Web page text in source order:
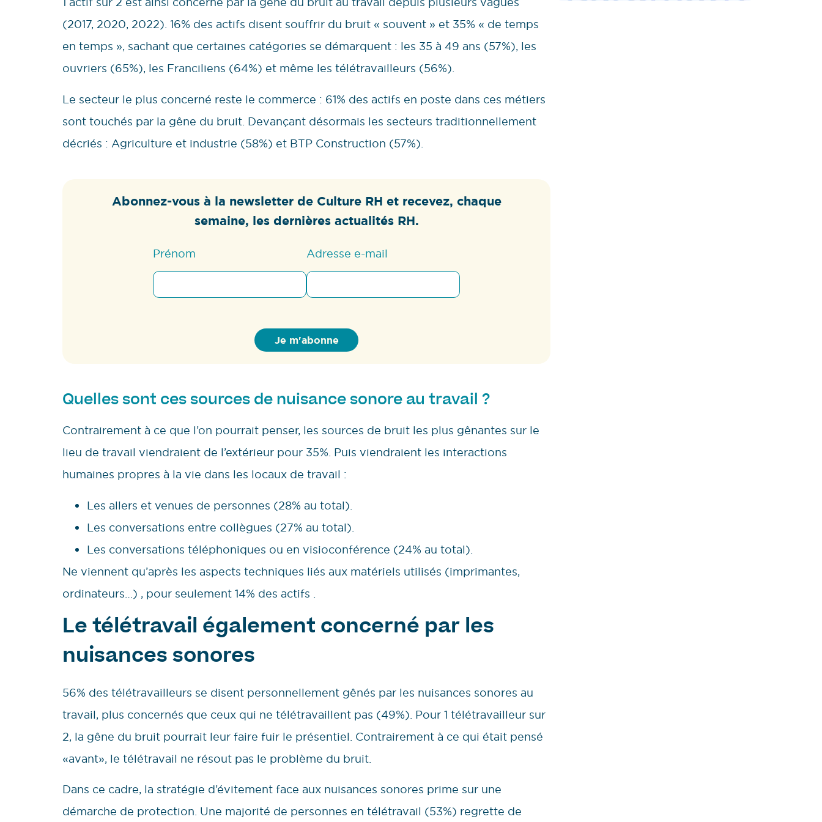
(2017, 2020, 2022). 16% des actifs disent souffrir du bruit « souvent » et 35% « de temps
en temps », sachant que certaines catégories se démarquent : les 35 à 49 ans (57%), les
ouvriers (65%), les Franciliens (64%) et même les télétravailleurs (56%).
Le secteur le plus concerné reste le commerce : 61% des actifs en poste dans ces métiers
sont touchés par la gêne du bruit. Devançant désormais les secteurs traditionnellement
décriés : Agriculture et industrie (58%) et BTP Construction (57%).
Abonnez-vous à la newsletter de Culture RH et recevez, chaque
semaine, les dernières actualités RH.
Prénom Adresse e-mail
Quelles sont ces sources de nuisance sonore au travail ?
Contrairement à ce que l’on pourrait penser, les sources de bruit les plus gênantes sur le
lieu de travail viendraient de l’extérieur pour 35%. Puis viendraient les interactions
humaines propres à la vie dans les locaux de travail :
Les allers et venues de personnes (28% au total).
Les conversations entre collègues (27% au total).
Les conversations téléphoniques ou en visioconférence (24% au total).
Ne viennent qu’après les aspects techniques liés aux matériels utilisés (imprimantes,
ordinateurs…) , pour seulement 14% des actifs .
Le télétravail également concerné par les
nuisances sonores
56% des télétravailleurs se disent personnellement gênés par les nuisances sonores au
travail, plus concernés que ceux qui ne télétravaillent pas (49%). Pour 1 télétravailleur sur
2, la gêne du bruit pourrait leur faire fuir le présentiel. Contrairement à ce qui était pensé
«avant», le télétravail ne résout pas le problème du bruit.
Dans ce cadre, la stratégie d’évitement face aux nuisances sonores prime sur une
démarche de protection. Une majorité de personnes en télétravail (53%) regrette de